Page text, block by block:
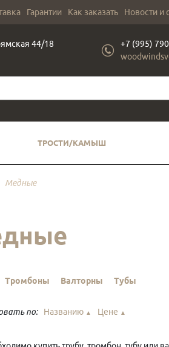
Гарантии Как заказать Новости и
44/18
+7 (995)
ТРОСТИ/КАМЫШ
Медные
Тромбоны Валторны Тубы
по: Названию ▲ Цене ▲